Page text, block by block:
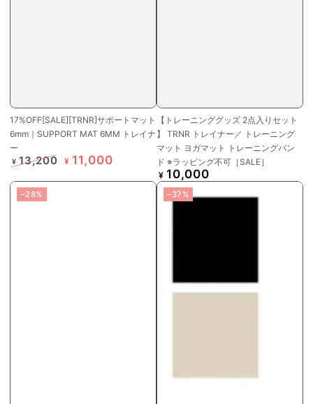
17%OFF[SALE][TRNR]サポートマット
6mm｜SUPPORT MAT 6MM トレイナ
ー
価
¥ 13,200 ¥ 11,000
【トレーニンググッズ 2点入りセット
】 TRNR トレイナー／ トレーニング
マット ヨガマット トレーニングバン
ド ※ラッピング不可［SALE］
定
価
¥ 10,000
–28% –37%